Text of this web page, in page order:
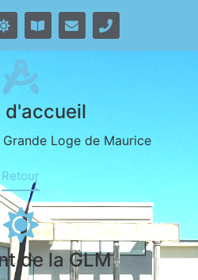
d'accueil
Loge de Maurice
Retour
de la GLM